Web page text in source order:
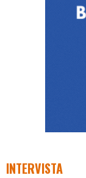
INTERVISTA